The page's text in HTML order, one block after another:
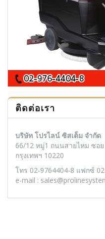
ติดต่อเรา
บริษัท โปรไลน์ ซิสเต็ม จำกัด
66/12 หมู่1 ถนนสายไหม ซอ
กรุงเทพฯ 10220
โทร 02-9764404-8 แฟกซ์
e-mail :